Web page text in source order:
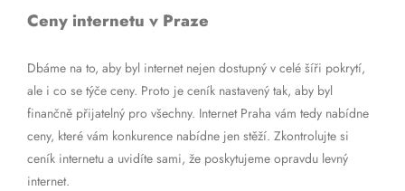
Ceny internetu v Praze
Dbáme na to, aby byl internet nejen dostupný v celé šíři pokrytí,
ale i co se týče ceny. Proto je ceník nastavený tak, aby byl
finančně přijatelný pro všechny. Internet Praha vám tedy nabídne
ceny, které vám konkurence nabídne jen stěží. Zkontrolujte si
ceník internetu a uvidíte sami, že poskytujeme opravdu levný
internet.